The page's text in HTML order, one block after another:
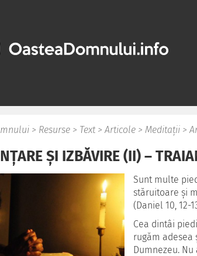
> Resurse > Text> Articole > Meditații >
ȘI IZBĂVIRE (II) –
Sunt multe
stăruitoare și
(Daniel 10, 12-
Cea dintâi
rugăm adesea
Dumnezeu.